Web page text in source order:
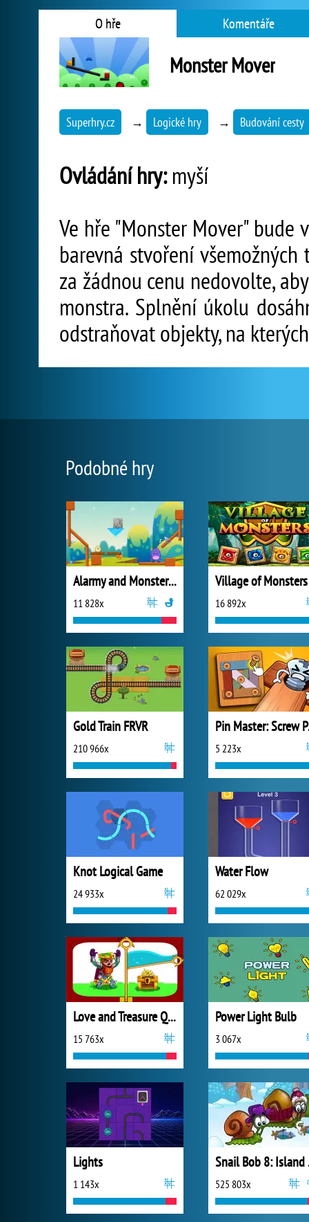
O hře Komentáře
Monster Mover
Superhry.cz → Logické hry → Budování cesty
Ovládání hry:myší
Ve hře "Monster Mover" bude
barevná stvoření
za žádnou cenu nedovolte,
monstra. Splnění úkolu
odstraňovat objekty, na
Podobné hry
Alarmy and Monster Family
11 828x
Village of Monsters
16 892x
Gold Train FRVR
210 966x
Pin
5 223x
Knot Logical Game
24 933x
Water Flow
62 029x
Love and Treasure Quest
15 763x
Power Light Bulb
3 067x
Lights
1 143x 525 803x